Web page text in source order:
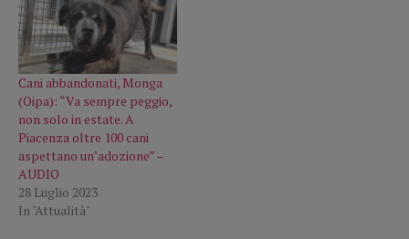
Cani abbandonati, Monga
(Oipa): “Va sempre peggio,
non solo in estate. A
Piacenza oltre 100 cani
aspettano un’adozione” –
AUDIO
28 Luglio 2023
In "Attualità"